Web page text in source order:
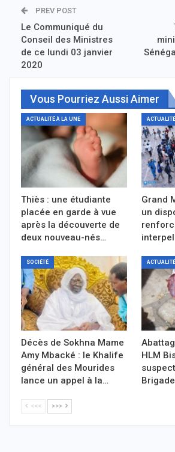
PREV POST
Le Communiqué du
Conseil des Ministres
de ce lundi 03 janvier
2020
Vous Pourriez Aussi Aimer
ACTUALITÉ À LA UNE
Thiès : une étudiante
placée en garde à vue
après la découverte de
deux nouveau-nés…
Grand
un
SOCIÉTÉ
Décès de Sokhna Mame
Amy Mbacké : le Khalife
général des Mourides
lance un appel à la…
HLM
<<< >>>